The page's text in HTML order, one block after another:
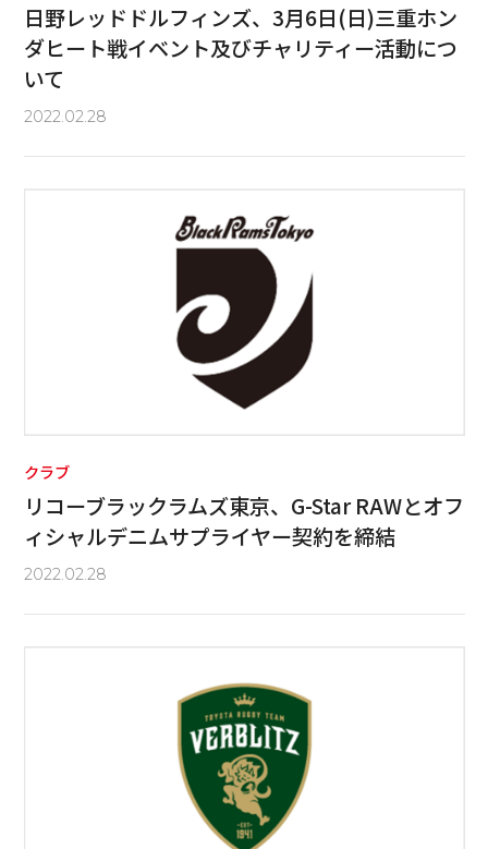
日野レッドドルフィンズ、3月6日(日)三重ホン
ダヒート戦イベント及びチャリティー活動につ
いて
2022.02.28
クラブ
リコーブラックラムズ東京、G-Star RAWとオフ
ィシャルデニムサプライヤー契約を締結
2022.02.28